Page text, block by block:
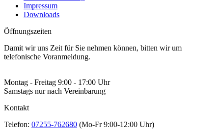
Impressum
Downloads
Öffnungszeiten
Damit wir uns Zeit für Sie nehmen können, bitten wir um
telefonische Voranmeldung.
Montag - Freitag 9:00 - 17:00 Uhr
Samstags nur nach Vereinbarung
Kontakt
Telefon: 07255-762680 (Mo-Fr 9:00-12:00 Uhr)